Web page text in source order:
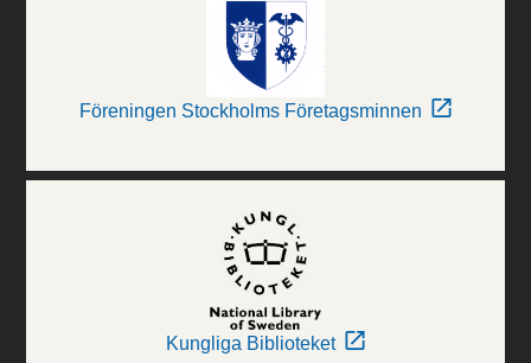
Föreningen Stockholms Företagsminnen
Kungliga Biblioteket